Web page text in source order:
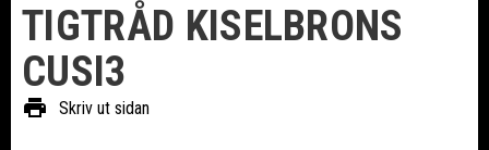
TIGTRÅD KISELBRONS
CUSI3
print Skriv ut sidan